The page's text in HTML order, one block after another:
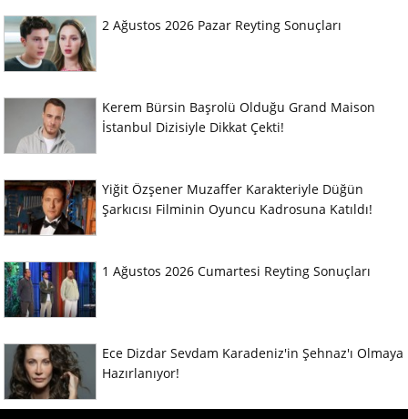
2 Ağustos 2026 Pazar Reyting Sonuçları
Kerem Bürsin Başrolü Olduğu Grand Maison
İstanbul Dizisiyle Dikkat Çekti!
Yiğit Özşener Muzaffer Karakteriyle Düğün
Şarkıcısı Filminin Oyuncu Kadrosuna Katıldı!
1 Ağustos 2026 Cumartesi Reyting Sonuçları
Ece Dizdar Sevdam Karadeniz'in Şehnaz'ı Olmaya
Hazırlanıyor!